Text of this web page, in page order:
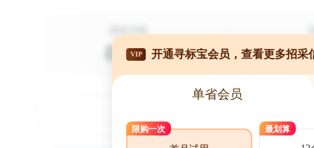
VIP 开通寻标宝会员，查看更多招采
单省会员
限购一次 最划算